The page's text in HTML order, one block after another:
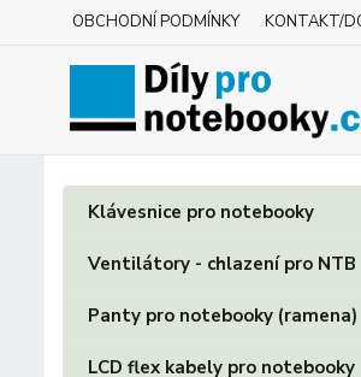
OBCHODNÍ PODMÍNKY KONTAKT/
Klávesnice pro notebooky
Ventilátory - chlazení pro NTB
Panty pro notebooky (ramena)
LCD flex kabely pro notebooky